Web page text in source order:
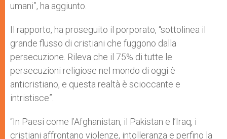
umani”, ha aggiunto.
Il rapporto, ha proseguito il porporato, “sottolinea il
grande flusso di cristiani che fuggono dalla
persecuzione. Rileva che il 75% di tutte le
persecuzioni religiose nel mondo di oggi è
anticristiano, e questa realtà è scioccante e
intristisce”.
“In Paesi come l’Afghanistan, il Pakistan e l’Iraq, i
cristiani affrontano violenze, intolleranza e perfino la